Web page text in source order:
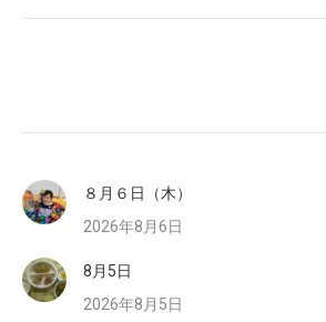
８月６日（木）
2026年8月6日
8月5日
2026年8月5日